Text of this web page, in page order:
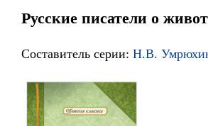
Русские писатели о
Составитель серии: Н.В.